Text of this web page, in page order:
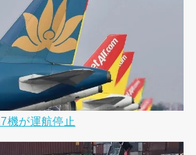
機が運航停止